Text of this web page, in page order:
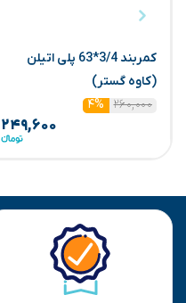
کمربند 3/4*63 پلی اتیلن
(کاوه گستر)
۲۶۰,۰۰۰
۴%
۲۴۹,۶۰۰